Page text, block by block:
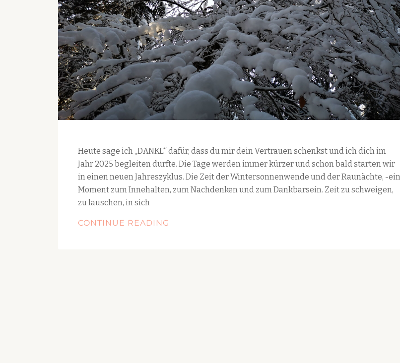
Heute sage ich „DANKE“ dafür, dass du mir dein Vertrauen schenkst und ich dich im
Jahr 2025 begleiten durfte. Die Tage werden immer kürzer und schon bald starten wir
in einen neuen Jahreszyklus. Die Zeit der Wintersonnenwende und der Raunächte, -ein
Moment zum Innehalten, zum Nachdenken und zum Dankbarsein. Zeit zu schweigen,
zu lauschen, in sich
CONTINUE READING